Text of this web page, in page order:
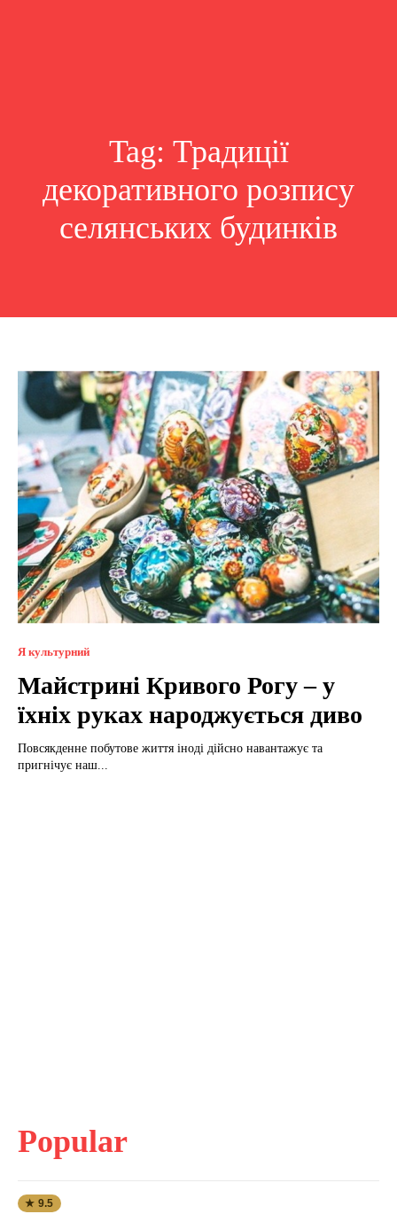
Tag: Традиції
декоративного розпису
селянських будинків
Я культурний
Майстрині Кривого Рогу – у
їхніх руках народжується диво
Повсякденне побутове життя іноді дійсно навантажує та
пригнічує наш...
Popular
★ 9.5